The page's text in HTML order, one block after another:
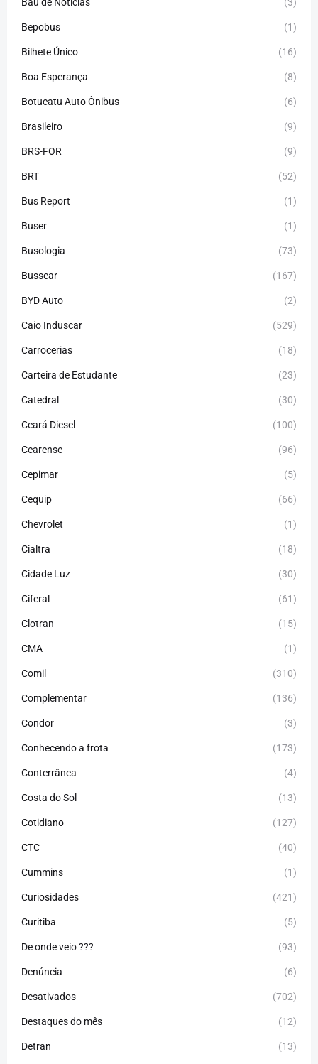
Bepobus (1)
Bilhete Único (16)
Boa Esperança (8)
Botucatu Auto Ônibus (6)
Brasileiro (9)
BRS-FOR (9)
BRT (52)
Bus Report (1)
Buser (1)
Busologia (73)
Busscar (167)
BYD Auto (2)
Caio Induscar (529)
Carrocerias (18)
Carteira de Estudante (23)
Catedral (30)
Ceará Diesel (100)
Cearense (96)
Cepimar (5)
Cequip (66)
Chevrolet (1)
Cialtra (18)
Cidade Luz (30)
Ciferal (61)
Clotran (15)
CMA (1)
Comil (310)
Complementar (136)
Condor (3)
Conhecendo a frota (173)
Conterrânea (4)
Costa do Sol (13)
Cotidiano (127)
CTC (40)
Cummins (1)
Curiosidades (421)
Curitiba (5)
De onde veio ??? (93)
Denúncia (6)
Desativados (702)
Destaques do mês (12)
Detran (13)